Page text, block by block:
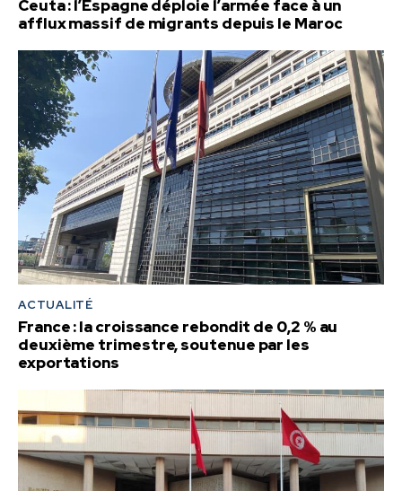
Ceuta : l’Espagne déploie l’armée face à un
afflux massif de migrants depuis le Maroc
ACTUALITÉ
France : la croissance rebondit de 0,2 % au
deuxième trimestre, soutenue par les
exportations